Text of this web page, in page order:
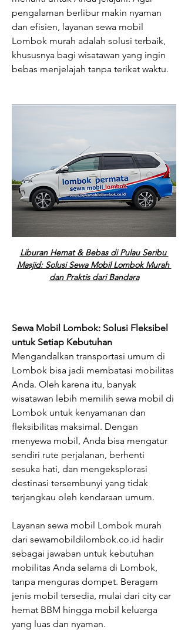
pengalaman berlibur makin nyaman
dan efisien, layanan sewa mobil
Lombok murah adalah solusi terbaik,
khususnya bagi wisatawan yang ingin
bebas menjelajah tanpa terikat waktu.
Liburan Hemat & Bebas di Pulau Seribu
Masjid: Solusi Sewa Mobil Lombok Murah
dan Praktis dari Bandara
Sewa Mobil Lombok: Solusi Fleksibel
untuk Setiap Kebutuhan
Mengandalkan transportasi umum di
Lombok bisa jadi membatasi mobilitas
Anda. Oleh karena itu, banyak
wisatawan lebih memilih sewa mobil di
Lombok untuk kenyamanan dan
fleksibilitas maksimal. Dengan
menyewa mobil, Anda bisa mengatur
sendiri rute perjalanan, berhenti
sesuka hati, dan mengeksplorasi
destinasi tersembunyi yang tidak
terjangkau oleh kendaraan umum.
Layanan sewa mobil Lombok murah
dari sewamobildilombok.co.id hadir
sebagai jawaban untuk kebutuhan
mobilitas Anda selama di Lombok,
tanpa menguras dompet. Beragam
jenis mobil tersedia, mulai dari city car
hemat BBM hingga mobil keluarga
yang luas dan nyaman.